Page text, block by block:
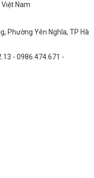
Việt Nam
Phường Yên Nghĩa, TP Hà
- 0986.474.671 -